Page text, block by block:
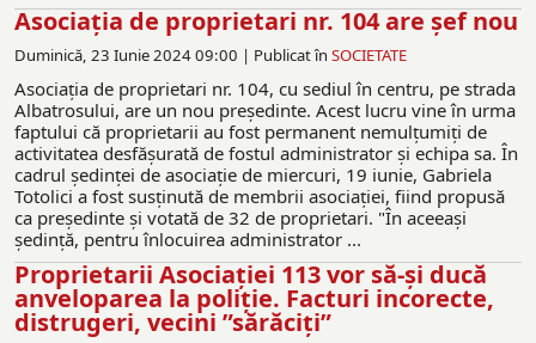
Asociația de proprietari nr. 104 are şef nou
Duminică, 23 Iunie 2024 09:00 | Publicat în SOCIETATE
Asociația de proprietari nr. 104, cu sediul în centru, pe strada
Albatrosului, are un nou președinte. Acest lucru vine în urma
faptului că proprietarii au fost permanent nemulțumiți de
activitatea desfășurată de fostul administrator și echipa sa. În
cadrul ședinței de asociație de miercuri, 19 iunie, Gabriela
Totolici a fost susținută de membrii asociației, fiind propusă
ca președinte și votată de 32 de proprietari. "În aceeaşi
ședință, pentru înlocuirea administrator ...
Proprietarii Asociației 113 vor să-și ducă
anveloparea la poliție. Facturi incorecte,
distrugeri, vecini ”sărăciți”